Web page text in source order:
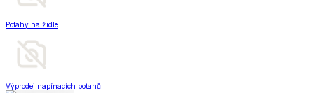
Potahy na židle
Výprodej napínacích potahů